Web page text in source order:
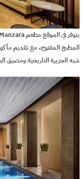
المطبخ المفتوح، مع تقديم
شبه الجزيرة التاريخية ومضيق